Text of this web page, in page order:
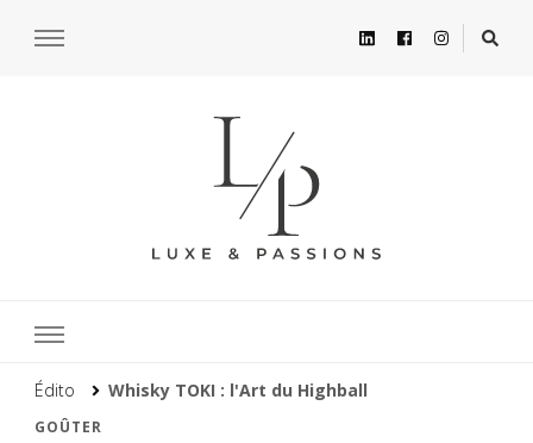
Édito Whisky TOKI : l'Art du Highball
GOÛTER